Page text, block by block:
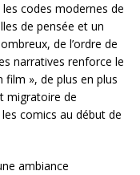
codes modernes de
de pensée et un
de l’ordre de
narratives renforce le
film », de plus en plus
migratoire de
comics au début de
ambiance